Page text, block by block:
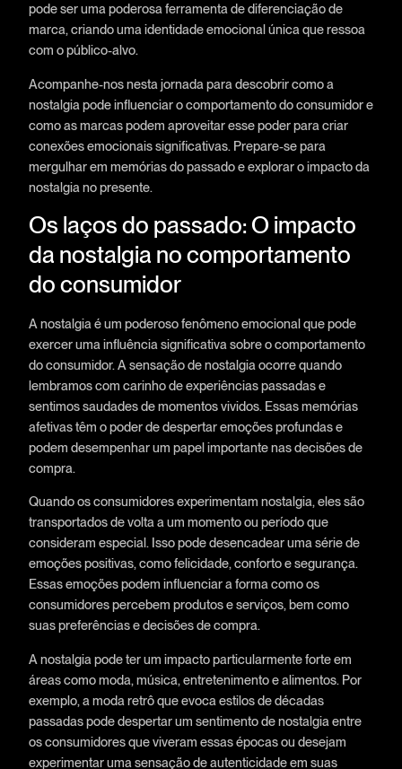
pode ser uma poderosa ferramenta de diferenciação de
marca, criando uma identidade emocional única que ressoa
com o público-alvo.
Acompanhe-nos nesta jornada para descobrir como a
nostalgia pode influenciar o comportamento do consumidor e
como as marcas podem aproveitar esse poder para criar
conexões emocionais significativas. Prepare-se para
mergulhar em memórias do passado e explorar o impacto da
nostalgia no presente.
Os laços do passado: O impacto
da nostalgia no comportamento
do consumidor
A nostalgia é um poderoso fenômeno emocional que pode
exercer uma influência significativa sobre o comportamento
do consumidor. A sensação de nostalgia ocorre quando
lembramos com carinho de experiências passadas e
sentimos saudades de momentos vividos. Essas memórias
afetivas têm o poder de despertar emoções profundas e
podem desempenhar um papel importante nas decisões de
compra.
Quando os consumidores experimentam nostalgia, eles são
transportados de volta a um momento ou período que
consideram especial. Isso pode desencadear uma série de
emoções positivas, como felicidade, conforto e segurança.
Essas emoções podem influenciar a forma como os
consumidores percebem produtos e serviços, bem como
suas preferências e decisões de compra.
A nostalgia pode ter um impacto particularmente forte em
áreas como moda, música, entretenimento e alimentos. Por
exemplo, a moda retrô que evoca estilos de décadas
passadas pode despertar um sentimento de nostalgia entre
os consumidores que viveram essas épocas ou desejam
experimentar uma sensação de autenticidade em suas